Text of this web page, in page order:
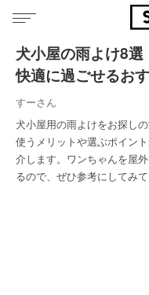
犬小屋の雨よけ8
快適に過ごせるお
すーさん
犬小屋用の雨よけをお探し
使うメリットや選ぶポイン
介します。ワンちゃんを屋
るので、ぜひ参考にしてみ